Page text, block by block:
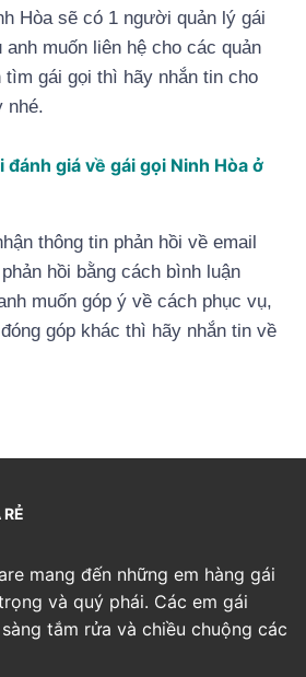
Hòa sẽ có 1 người quản lý gái
anh muốn liên hệ cho các quản
gái gọi thì hãy nhắn tin cho
nhé.
giá về gái gọi Ninh Hòa ở
thông tin phản hồi về email
hồi bằng cách bình luận
muốn góp ý về cách phục vụ,
góp khác thì hãy nhắn tin về
mang đến những em hàng gái
và quý phái. Các em gái
tắm rửa và chiều chuộng các